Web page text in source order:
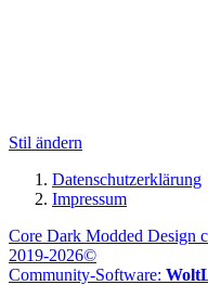
Stil ändern
Datenschutzerklärung
Impressum
Core Dark Modded Design
2019-2026©
Community-Software: